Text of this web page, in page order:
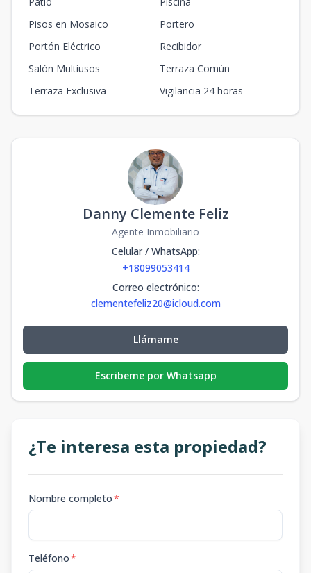
Pisos en Mosaico
Portero
Portón Eléctrico
Recibidor
Salón Multiusos
Terraza Común
Terraza Exclusiva
Vigilancia 24 horas
Danny Clemente Feliz
Agente Inmobiliario
Celular / WhatsApp:
+18099053414
Correo electrónico:
clementefeliz20@icloud.com
Llámame
Escribeme por Whatsapp
¿Te interesa esta propiedad?
Nombre completo*
Teléfono*